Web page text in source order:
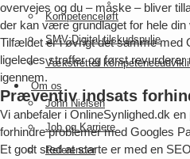
Kompetenceløft
SMV:Digital tilskudspulje
Vækstrettet
Om os
John Nielsen
Job og Karriere
Referencer
overvejes og du – måske – bliver
der kan være grundlaget for hele din
Tilfældet er i øvrigt det samme med
ligeledes straffer og først
igennem.
Præventiv indsats
Vi anbefaler i OnlineSynlighed.dk
forhindre problemer med Googles
Et godt sted at starte er med en